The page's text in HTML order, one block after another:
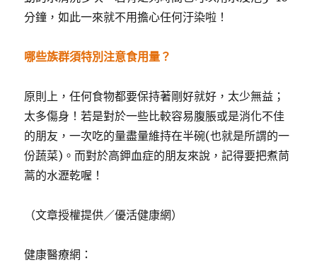
分鐘，如此一來就不用擔心任何汙染啦！
哪些族群須特別注意食用量？
原則上，任何食物都要保持著剛好就好，太少無益；
太多傷身！若是對於一些比較容易腹脹或是消化不佳
的朋友，一次吃的量盡量維持在半碗(也就是所謂的一
份蔬菜)。而對於高鉀血症的朋友來說，記得要把煮茼
蒿的水瀝乾喔！
（文章授權提供／優活健康網）
健康醫療網：